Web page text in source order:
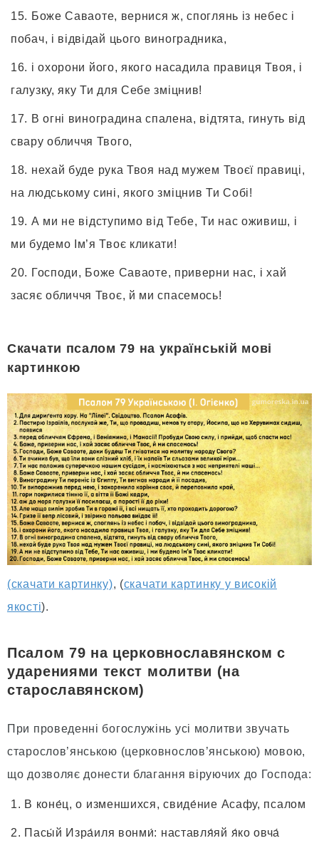
Боже Саваоте, вернися ж, споглянь із небес і
побач, і відвідай цього виноградника,
і охорони його, якого насадила правиця Твоя, і
галузку, яку Ти для Себе зміцнив!
В огні виноградина спалена, відтята, гинуть від
свару обличчя Твого,
нехай буде рука Твоя над мужем Твоєї правиці,
на людському сині, якого зміцнив Ти Собі!
А ми не відступимо від Тебе, Ти нас оживиш, і
ми будемо Ім’я Твоє кликати!
Господи, Боже Саваоте, приверни нас, і хай
засяє обличчя Твоє, й ми спасемось!
Скачати псалом 79 на українській мові
картинкою
(скачати картинку), (скачати картинку у високій
якості).
Псалом 79 на церковнославянском с
ударениями текст молитви (на
старославянском)
При проведенні богослужінь усі молитви звучать
старослов’янською (церковнослов’янською) мовою,
що дозволяє донести благання віруючих до Господа:
В коне́ц, о изменшихся, свиде́ние Асафу, псалом
Пасы́й Изра́иля вонми́: наставля́яй я́ко овча́